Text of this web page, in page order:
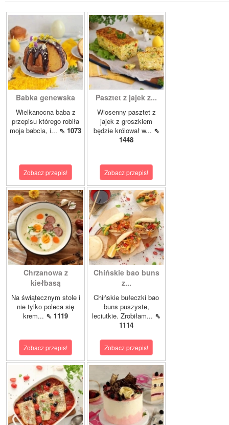
Babka genewska
Wielkanocna baba z
przepisu którego robiła
moja babcia, i... ⇖ 1073
Zobacz przepis!
Pasztet z jajek z...
Wiosenny pasztet z
jajek z groszkiem
będzie królował w... ⇖
1448
Zobacz przepis!
Chrzanowa z
kiełbasą
Na świątecznym stole i
nie tylko poleca się
krem... ⇖ 1119
Zobacz przepis!
Chińskie bao buns
z...
Chińskie bułeczki bao
buns puszyste,
leciutkie. Zrobiłam... ⇖
1114
Zobacz przepis!